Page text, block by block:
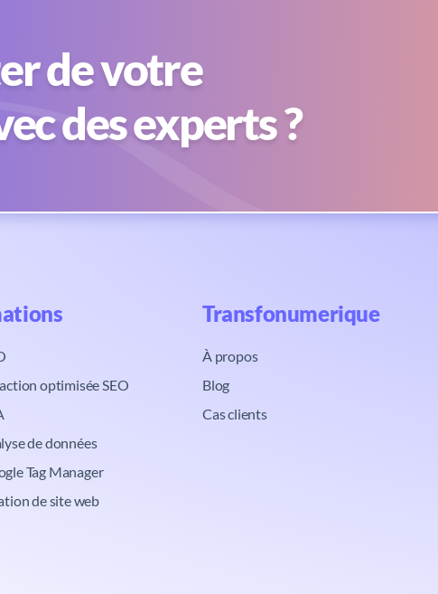
de votre
des experts ?
optimisée SEO
de données
Tag Manager
de site web
Transfonumerique​
À propos
Blog
Cas clients